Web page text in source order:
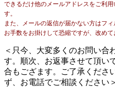
できるだけ他のメールアドレスをご利
す。
また、メールの返信が届かない方はフ
お手数をお掛けして恐縮ですが、改めて
＜只今、大変多くのお問い合
す。順次、お返事させて頂い
合もござます。ご了承くださ
ず、お電話でご相談ください＞